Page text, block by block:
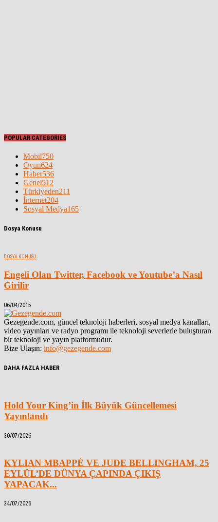
POPULAR CATEGORIES
Mobil750
Oyun624
Haber536
Genel512
Türkiyeden211
İnternet204
Sosyal Medya165
Dosya Konusu
DOSYA KONUSU
Engeli Olan Twitter, Facebook ve Youtube’a Nasıl
Girilir
06/04/2015
Gezegende.com, güncel teknoloji haberleri, sosyal medya kanalları,
video yayınları ve radyo programı ile teknoloji severlerle buluşturan
bir teknoloji ve yayın platformudur.
Bize Ulaşın: info@gezegende.com
DAHA FAZLA HABER
Hold Your King’in İlk Büyük Güncellemesi
Yayınlandı
30/07/2026
KYLIAN MBAPPÉ VE JUDE BELLINGHAM, 25
EYLÜL’DE DÜNYA ÇAPINDA ÇIKIŞ
YAPACAK...
24/07/2026